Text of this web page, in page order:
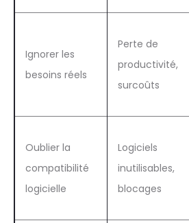
Ignorer les
besoins réels
Perte de
productivité,
surcoûts
Oublier la
compatibilité
logicielle
Logiciels
inutilisables,
blocages